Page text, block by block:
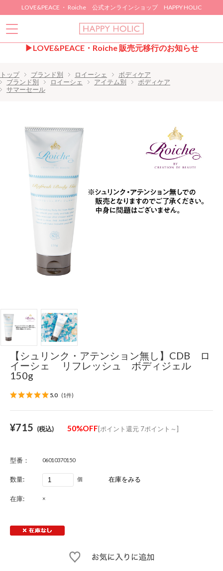
LOVE&PEACE ・ Roiche 公式オンラインショップ HAPPY HOLIC
▶LOVE&PEACE・Roiche 販売元移行のお知らせ
トップ ブランド別 ロイーシェ
ボディケア
ブランド別
ロイーシェ アイテム別
ボディケア
サマーセール
【シュリンク・アテンション無し】CDB ロ
イーシェ リフレッシュ ボディジェル
150g
5.0 (1件)
¥715 (税込) 50%OFF[ポイント還元 7ポイント～]
型番： 06010370150
数量: 個
在庫: ×